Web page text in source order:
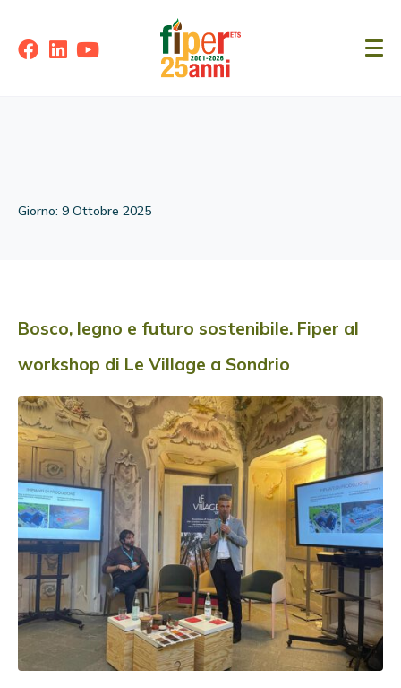
Giorno: 9 Ottobre 2025
Bosco, legno e futuro sostenibile. Fiper al
workshop di Le Village a Sondrio